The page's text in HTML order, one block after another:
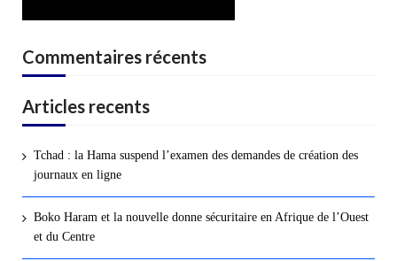
Commentaires récents
Articles recents
Tchad : la Hama suspend l’examen des demandes de création des
journaux en ligne
Boko Haram et la nouvelle donne sécuritaire en Afrique de l’Ouest
et du Centre